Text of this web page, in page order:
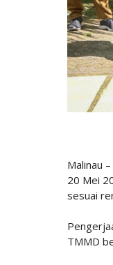
Malinau
20 Mei
sesuai
TMMD